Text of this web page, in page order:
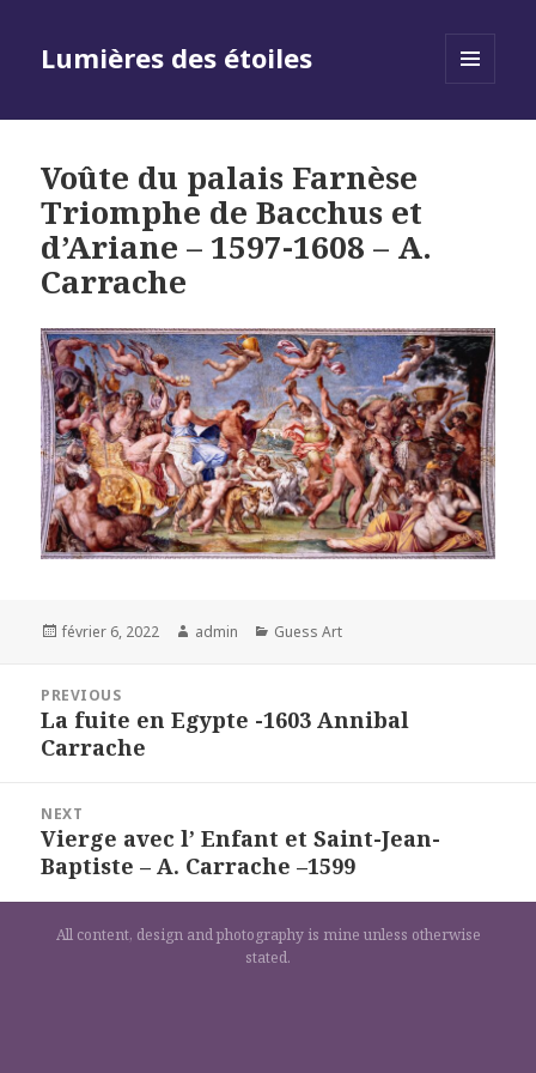
Lumières des étoiles
Voûte du palais Farnèse
Triomphe de Bacchus et
d’Ariane – 1597-1608 – A.
Carrache
Posted
février 6, 2022 Author
admin Categories
Guess Art
l’article
PREVIOUS
Previous
post:
La fuite en Egypte -1603 Annibal
Carrache
NEXT
Next
post:
Vierge avec l’ Enfant et Saint-Jean-
Baptiste – A. Carrache –1599
All content, design and photography is mine unless otherwise
stated.